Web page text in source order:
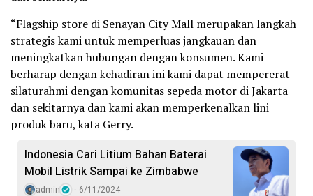
“Flagship store di Senayan City Mall merupakan langkah
strategis kami untuk memperluas jangkauan dan
meningkatkan hubungan dengan konsumen. Kami
berharap dengan kehadiran ini kami dapat mempererat
silaturahmi dengan komunitas sepeda motor di Jakarta
dan sekitarnya dan kami akan memperkenalkan lini
produk baru, kata Gerry.
Indonesia Cari Litium Bahan Baterai
Mobil Listrik Sampai ke Zimbabwe
admin 6/11/2024